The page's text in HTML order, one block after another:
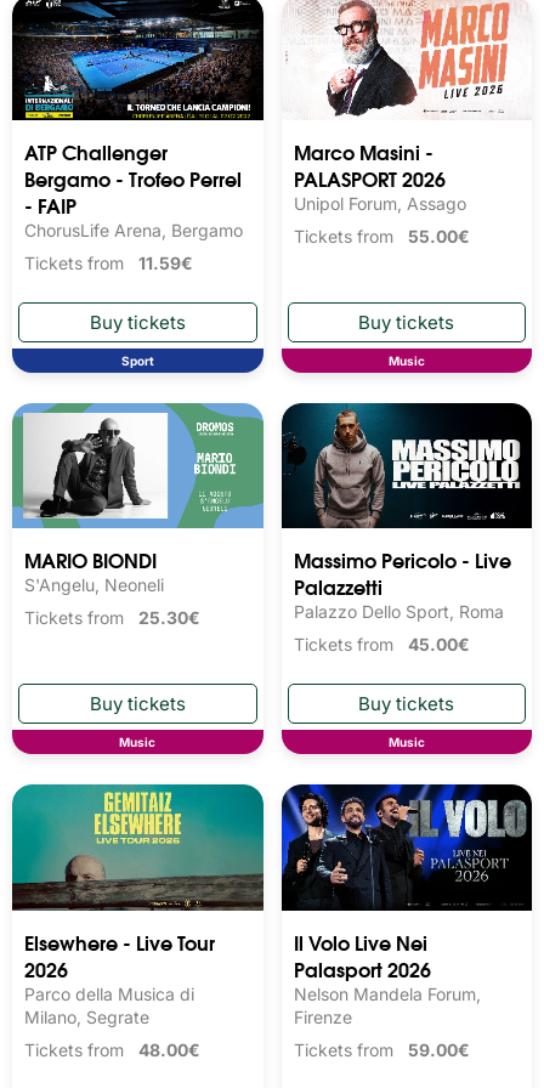
ATP Challenger
Bergamo - Trofeo Perrel
- FAIP
ChorusLife Arena, Bergamo
Tickets from 11.59€
Sport
Marco Masini -
PALASPORT 2026
Unipol Forum, Assago
Tickets from 55.00€
Music
MARIO BIONDI
S'Angelu, Neoneli
Tickets from 25.30€
Music
Massimo Pericolo - Live
Palazzetti
Palazzo Dello Sport, Roma
Tickets from 45.00€
Music
Elsewhere - Live Tour
2026
Parco della Musica di
Milano, Segrate
Tickets from 48.00€
Il Volo Live Nei
Palasport 2026
Nelson Mandela Forum,
Firenze
Tickets from 59.00€